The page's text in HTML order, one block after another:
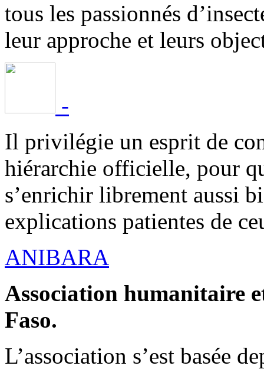
tous les passionnés
leur approche et leurs
-
Il privilégie un esprit de
hiérarchie officielle, pour
s’enrichir librement aussi
explications patientes de
ANIBARA
Association humanitaire
Faso.
L’association s’est basée